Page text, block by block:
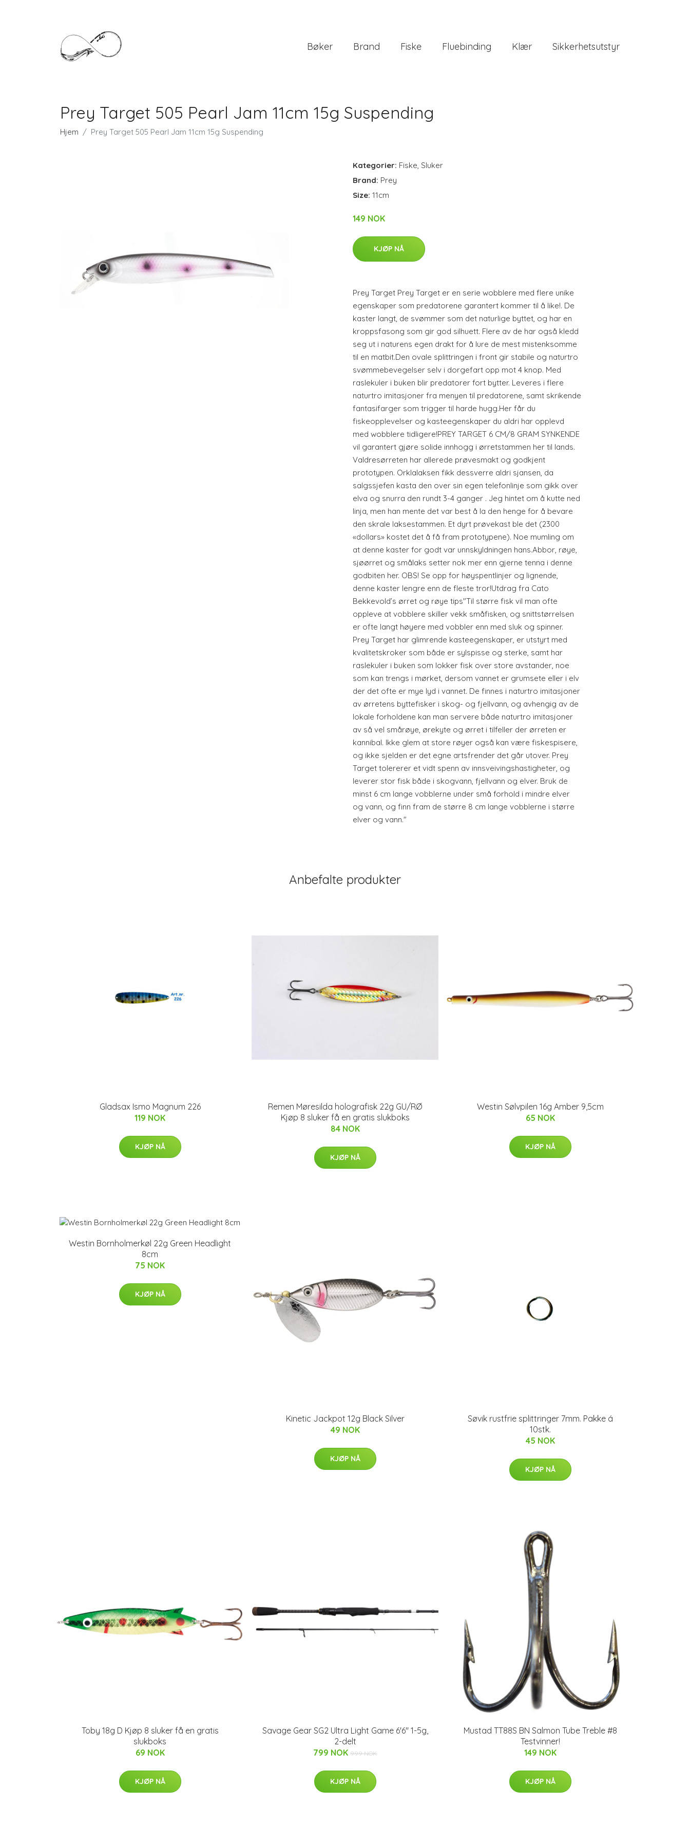
Bøker Brand Fiske Fluebinding Klær Sikkerhetsutstyr
Prey Target 505 Pearl Jam 11cm 15g Suspending
Hjem Prey Target 505 Pearl Jam 11cm 15g Suspending
Kategorier: Fiske, Sluker
Brand: Prey
Size: 11cm
149 NOK
KJØP NÅ
Prey Target Prey Target er en serie wobblere med flere unike
egenskaper som predatorene garantert kommer til å like!. De
kaster langt, de svømmer som det naturlige byttet, og har en
kroppsfasong som gir god silhuett. Flere av de har også kledd
seg ut i naturens egen drakt for å lure de mest mistenksomme
til en matbit.Den ovale splittringen i front gir stabile og naturtro
svømmebevegelser selv i dorgefart opp mot 4 knop. Med
raslekuler i buken blir predatorer fort bytter. Leveres i flere
naturtro imitasjoner fra menyen til predatorene, samt skrikende
fantasifarger som trigger til harde hugg.Her får du
fiskeopplevelser og kasteegenskaper du aldri har opplevd
med wobblere tidligere!PREY TARGET 6 CM/8 GRAM SYNKENDE
vil garantert gjøre solide innhogg i ørretstammen her til lands.
Valdresørreten har allerede prøvesmakt og godkjent
prototypen. Orklalaksen fikk dessverre aldri sjansen, da
salgssjefen kasta den over sin egen telefonlinje som gikk over
elva og snurra den rundt 3-4 ganger . Jeg hintet om å kutte ned
linja, men han mente det var best å la den henge for å bevare
den skrale laksestammen. Et dyrt prøvekast ble det (2300
«dollars» kostet det å få fram prototypene). Noe mumling om
at denne kaster for godt var unnskyldningen hans.Abbor, røye,
sjøørret og smålaks setter nok mer enn gjerne tenna i denne
godbiten her. OBS! Se opp for høyspentlinjer og lignende,
denne kaster lengre enn de fleste tror!Utdrag fra Cato
Bekkevold’s ørret og røye tips"Til større fisk vil man ofte
oppleve at vobblere skiller vekk småfisken, og snittstørrelsen
er ofte langt høyere med vobbler enn med sluk og spinner.
Prey Target har glimrende kasteegenskaper, er utstyrt med
kvalitetskroker som både er sylspisse og sterke, samt har
raslekuler i buken som lokker fisk over store avstander, noe
som kan trengs i mørket, dersom vannet er grumsete eller i elv
der det ofte er mye lyd i vannet. De finnes i naturtro imitasjoner
av ørretens byttefisker i skog- og fjellvann, og avhengig av de
lokale forholdene kan man servere både naturtro imitasjoner
av så vel smårøye, ørekyte og ørret i tilfeller der ørreten er
kannibal. Ikke glem at store røyer også kan være fiskespisere,
og ikke sjelden er det egne artsfrender det går utover. Prey
Target tolererer et vidt spenn av innsveivingshastigheter, og
leverer stor fisk både i skogvann, fjellvann og elver. Bruk de
minst 6 cm lange vobblerne under små forhold i mindre elver
og vann, og finn fram de større 8 cm lange vobblerne i større
elver og vann."
Anbefalte produkter
Gladsax Ismo Magnum 226
119 NOK
KJØP NÅ
Remen Møresilda holografisk 22g GU/RØ
Kjøp 8 sluker få en gratis slukboks
84 NOK
KJØP NÅ
Westin Sølvpilen 16g Amber 9,5cm
65 NOK
KJØP NÅ
Westin Bornholmerkøl 22g Green Headlight
8cm
75 NOK
KJØP NÅ
Kinetic Jackpot 12g Black Silver
49 NOK
KJØP NÅ
Søvik rustfrie splittringer 7mm. Pakke á
10stk.
45 NOK
KJØP NÅ
Toby 18g D Kjøp 8 sluker få en gratis
slukboks
69 NOK
KJØP NÅ
Savage Gear SG2 Ultra Light Game 6'6" 1-5g,
2-delt
799 NOK 999 NOK
KJØP NÅ
Mustad TT88S BN Salmon Tube Treble #8
Testvinner!
149 NOK
KJØP NÅ